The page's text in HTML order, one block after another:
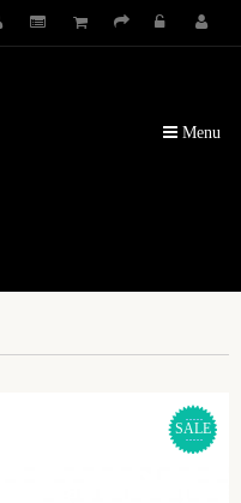
Menu
SALE